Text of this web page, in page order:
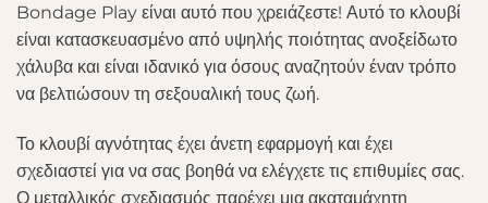
Bondage Play είναι αυτό που χρειάζεστε! Αυτό το κλουβί
είναι κατασκευασμένο από υψηλής ποιότητας ανοξείδωτο
χάλυβα και είναι ιδανικό για όσους αναζητούν έναν τρόπο
να βελτιώσουν τη σεξουαλική τους ζωή.
Το κλουβί αγνότητας έχει άνετη εφαρμογή και έχει
σχεδιαστεί για να σας βοηθά να ελέγχετε τις επιθυμίες σας.
Ο μεταλλικός σχεδιασμός παρέχει μια ακαταμάχητη